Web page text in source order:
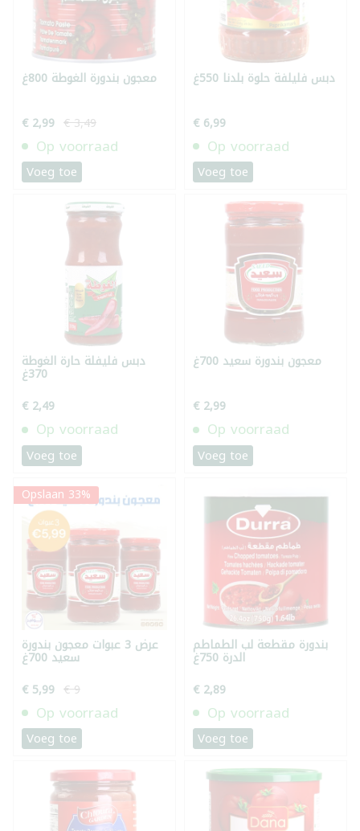
معجون بندورة الغوطة 800غ
€ 2,99 € 3,49
Op voorraad
Voeg toe
دبس فليلفة حلوة بلدنا 550غ
€ 6,99
Op voorraad
Voeg toe
دبس فليفلة حارة الغوطة
370غ
€ 2,49
Op voorraad
Voeg toe
معجون بندورة سعيد 700غ
€ 2,99
Op voorraad
Voeg toe
Opslaan 33%
عرض 3 عبوات معجون بندورة
سعيد 700غ
€ 5,99 € 9
Op voorraad
Voeg toe
بندورة مقطعة لب الطماطم
الدرة 750غ
€ 2,89
Op voorraad
Voeg toe